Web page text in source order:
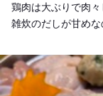
鶏肉は大ぶりで肉々
雑炊のだしが甘めな